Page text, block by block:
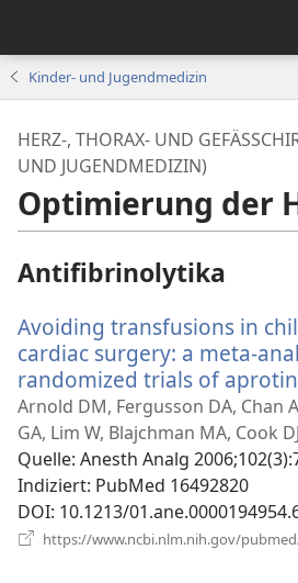
Kinder- und Jugendmedizin
HERZ-, THORAX- UND
ND JUGENDMEDIZIN)
Optimierung der
Antifibrinolytika
Avoiding transfusions in
cardiac surgery: a meta-
randomized trials of
Arnold DM, Fergusson DA, Chan
GA, Lim W, Blajchman MA, Cook
Quelle‎: Anesth Analg
Indiziert‎: PubMed 16492820
DOI‎: 10.1213/
https://www.ncbi.nlm.nih.gov/